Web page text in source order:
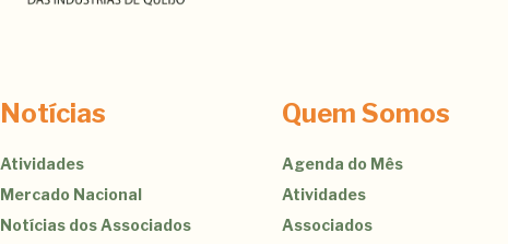
Notícias
Atividades
Mercado Nacional
Notícias dos Associados
Quem Somos
Agenda do Mês
Atividades
Associados